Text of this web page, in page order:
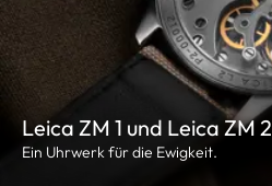
Leica ZM 1 und Leica ZM 2
Ein Uhrwerk für die Ewigkeit.